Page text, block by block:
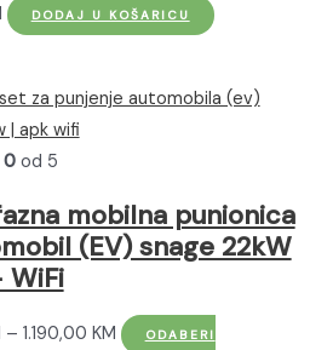
DODAJ U KOŠARICU
0od 5
mobilna punionica
(EV) snage 22kW
WiFi
– 1.190,00 KMRasponODABERI